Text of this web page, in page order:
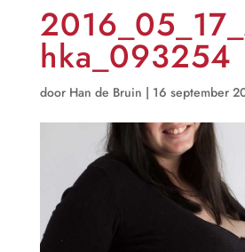
hka_093254
door Han de Bruin | 16 september